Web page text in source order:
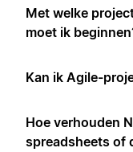
Met welke
moet ik
Kan ik Agile-
Hoe verhouden
spreadsheets of